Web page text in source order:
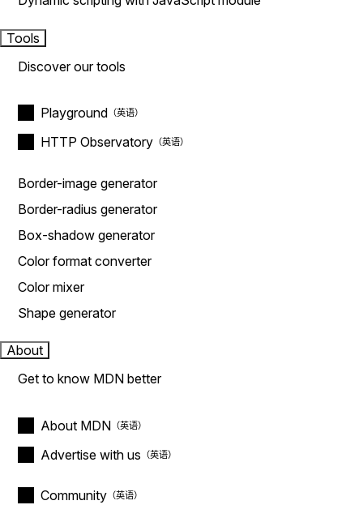
Tools
Discover our tools
Playground
HTTP Observatory
Border-image generator
Border-radius generator
Box-shadow generator
Color format converter
Color mixer
Shape generator
About
Get to know MDN better
About MDN
Advertise with us
Community